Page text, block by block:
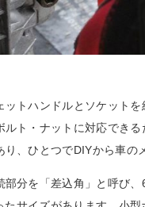
ットハンドルとソケット
ルト・ナットに対応でき
、ひとつでDIYから車の
部分を「差込角」と呼び